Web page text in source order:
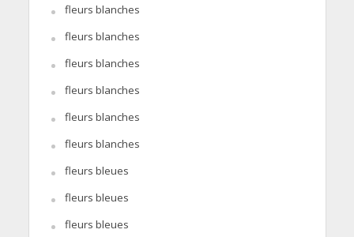
fleurs blanches
fleurs blanches
fleurs blanches
fleurs blanches
fleurs blanches
fleurs blanches
fleurs bleues
fleurs bleues
fleurs bleues